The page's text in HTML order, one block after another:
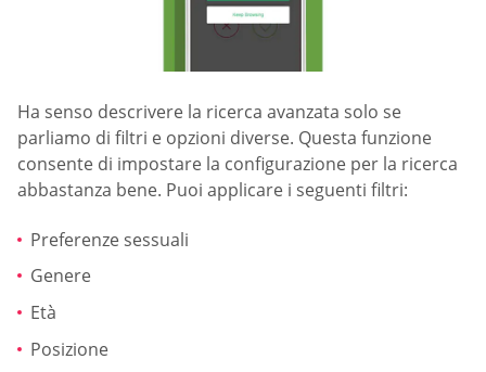
Ha senso descrivere la ricerca avanzata solo se
parliamo di filtri e opzioni diverse. Questa funzione
consente di impostare la configurazione per la ricerca
abbastanza bene. Puoi applicare i seguenti filtri:
Preferenze sessuali
Genere
Età
Posizione